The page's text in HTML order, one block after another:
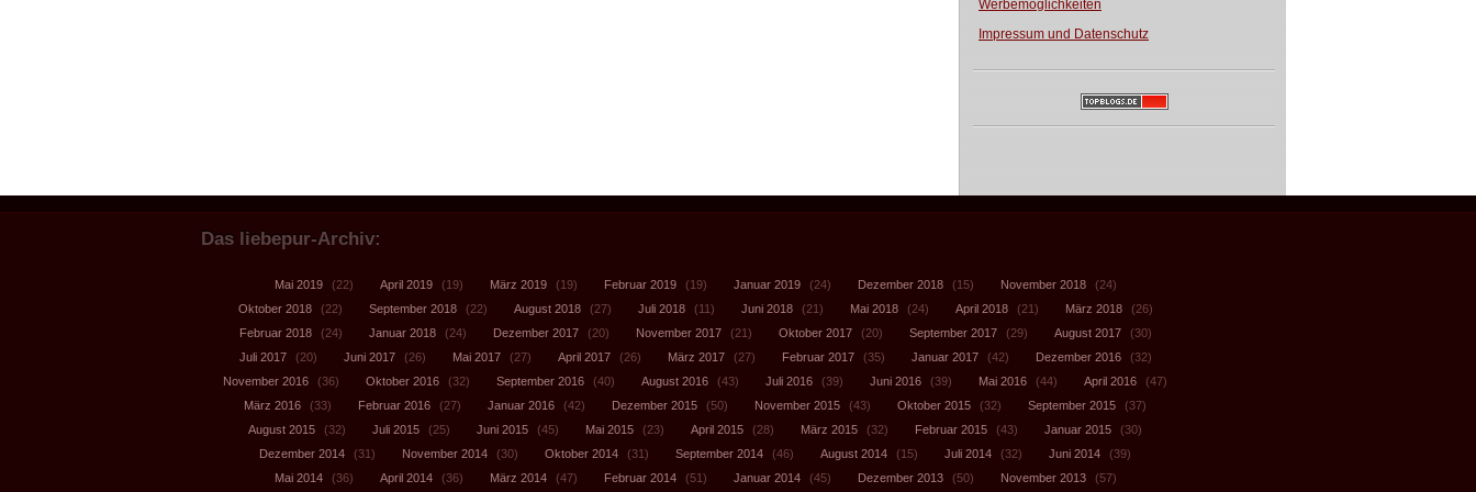
Werbemöglichkeiten
Impressum und Datenschutz
Das liebepur-Archiv:
Mai 2019 (22) April 2019 (19) März 2019 (19) Februar 2019 (19) Januar 2019 (24) Dezember 2018 (15) November 2018
(24)
Oktober 2018
(22) September 2018 (22) August 2018 (27) Juli 2018 (11) Juni 2018 (21) Mai 2018 (24) April 2018 (21) März 2018
(26)
Februar 2018
(24) Januar 2018 (24) Dezember 2017 (20) November 2017 (21) Oktober 2017 (20) September 2017 (29) August 2017
(30)
Juli 2017
(20) Juni 2017 (26) Mai 2017 (27) April 2017 (26) März 2017 (27) Februar 2017 (35) Januar 2017 (42) Dezember 2016
(32)
November 2016
(36) Oktober 2016 (32) September 2016 (40) August 2016 (43) Juli 2016 (39) Juni 2016 (39) Mai 2016 (44) April 2016
(47)
März 2016
(33) Februar 2016 (27) Januar 2016 (42) Dezember 2015 (50) November 2015 (43) Oktober 2015 (32) September 2015
(37)
August 2015
(32) Juli 2015 (25) Juni 2015 (45) Mai 2015 (23) April 2015 (28) März 2015 (32) Februar 2015 (43) Januar 2015
(30)
Dezember 2014
(31) November 2014 (30) Oktober 2014 (31) September 2014 (46) August 2014 (15) Juli 2014 (32) Juni 2014
(39)
Mai 2014
(36) April 2014 (36) März 2014 (47) Februar 2014 (51) Januar 2014 (45) Dezember 2013 (50) November 2013 (57)